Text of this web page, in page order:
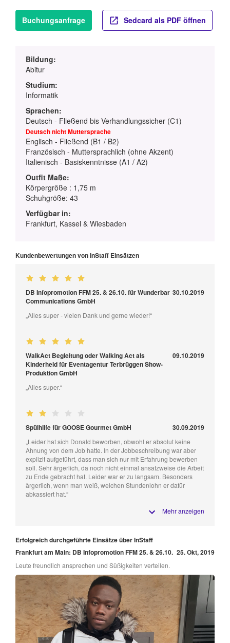
Buchungsanfrage Sedcard als PDF öffnen
Bildung:
Abitur
Studium:
Informatik
Sprachen:
Deutsch - Fließend bis Verhandlungssicher (C1)
Deutsch nicht Muttersprache
Englisch - Fließend (B1 / B2)
Französisch - Muttersprachlich (ohne Akzent)
Italienisch - Basiskenntnisse (A1 / A2)
Outfit Maße:
Körpergröße : 1,75 m
Schuhgröße: 43
Verfügbar in:
Frankfurt, Kassel & Wiesbaden
Kundenbewertungen von InStaff Einsätzen
DB Infopromotion FFM 25. & 26.10. für Wunderbar
Communications GmbH
30.10.2019
„Alles super - vielen Dank und gerne wieder!“
WalkAct Begleitung oder Walking Act als
Kinderheld für Eventagentur Terbrüggen Show-
Produktion GmbH
09.10.2019
„Alles super.“
Spülhilfe für GOOSE Gourmet GmbH 30.09.2019
„Leider hat sich Donald beworben, obwohl er absolut keine
Ahnung von dem Job hatte. In der Jobbeschreibung war aber
explizit aufgeführt, dass man sich nur mit Erfahrung bewerben
soll. Sehr ärgerlich, da noch nicht einmal ansatzweise die Arbeit
zu Ende gebracht hat. Leider war er zu langsam. Besonders
ärgerlich, wenn man weiß, welchen Stundenlohn er dafür
abkassiert hat.“
Mehr anzeigen
Erfolgreich durchgeführte Einsätze über InStaff
Frankfurt am Main: DB Infopromotion FFM 25. & 26.10. 25. Okt, 2019
Leute freundlich ansprechen und Süßigkeiten verteilen.